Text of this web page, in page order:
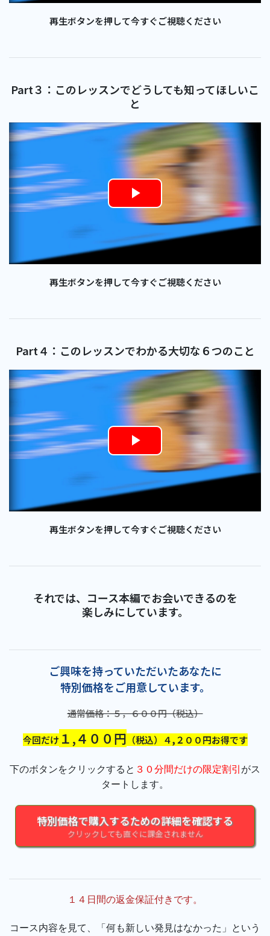
再生ボタンを押して今すぐご視聴ください
Part３：このレッスンでどうしても知ってほしいこ
と
Play
Video
再生ボタンを押して今すぐご視聴ください
Part４：このレッスンでわかる大切な６つのこと
Play
Video
再生ボタンを押して今すぐご視聴ください
それでは、コース本編でお会いできるのを
楽しみにしています。
ご興味を持っていただいたあなたに
特別価格をご用意しています。
通常価格：５，６００円（税込）
今回だけ１,４００円 （税込）４,２００円お得です
下のボタンをクリックすると ３０分間だけの限定割引 がス
タートします。
特別価格で購入するための詳細を確認する
クリックしても直ぐに課金されません
１４日間の返金保証付きです。
コース内容を見て、「何も新しい発見はなかった」という